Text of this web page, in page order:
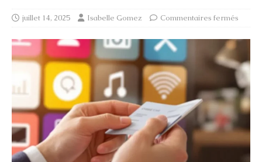
juillet 14, 2025 Isabelle Gomez Commentaires fermés